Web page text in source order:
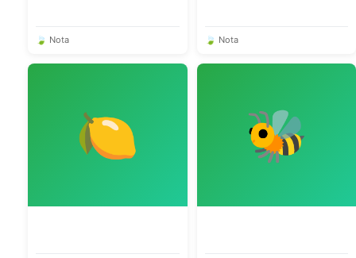
🍃 Nota 🍃 Nota
🍋 🐝